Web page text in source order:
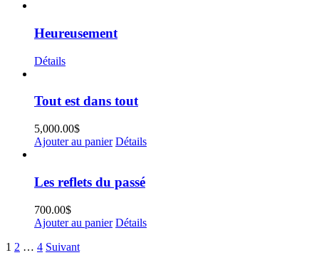
Heureusement
Détails
Tout est dans tout
5,000.00$
Ajouter au panier Détails
Les reflets du passé
700.00$
Ajouter au panier Détails
1 2 … 4 Suivant